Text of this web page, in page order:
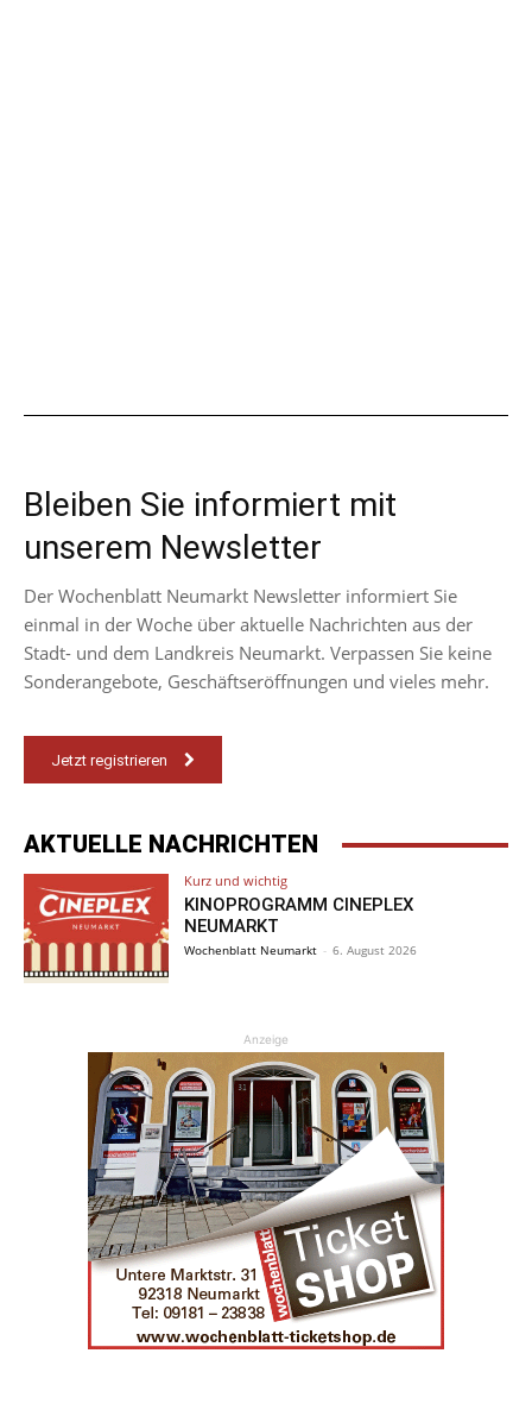
Bleiben Sie informiert mit
unserem Newsletter
Der Wochenblatt Neumarkt Newsletter informiert Sie
einmal in der Woche über aktuelle Nachrichten aus der
Stadt- und dem Landkreis Neumarkt. Verpassen Sie keine
Sonderangebote, Geschäftseröffnungen und vieles mehr.
Jetzt registrieren
AKTUELLE NACHRICHTEN
Kurz und wichtig
KINOPROGRAMM CINEPLEX
NEUMARKT
Wochenblatt Neumarkt - 6. August 2026
Anzeige